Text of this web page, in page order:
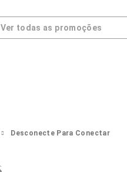
Ver todas as promoções
Desconecte Para Conectar